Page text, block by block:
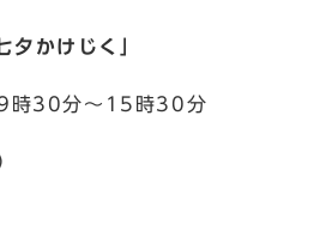
夕かけじく」
時30分～15時30分